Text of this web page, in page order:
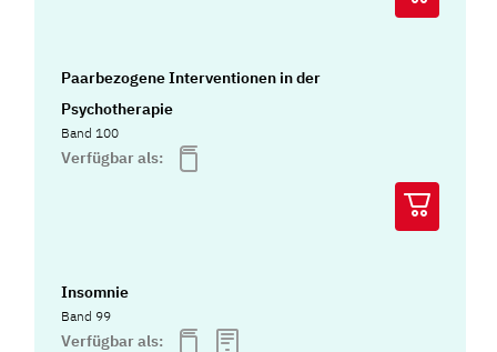
Paarbezogene Interventionen in der
Psychotherapie
Band 100
Verfügbar als:
Insomnie
Band 99
Verfügbar als: